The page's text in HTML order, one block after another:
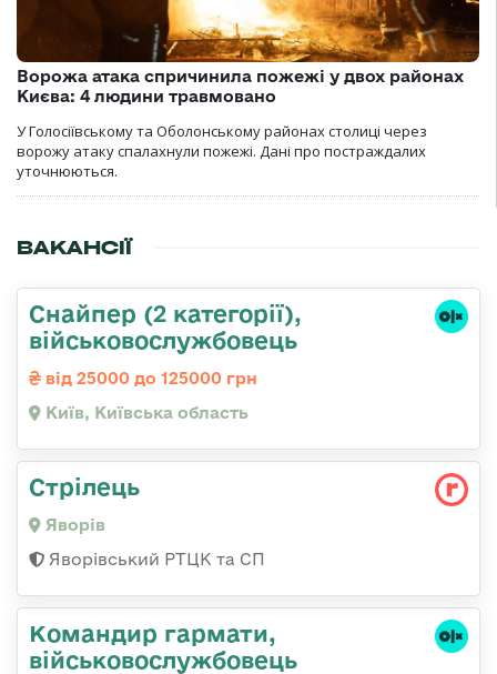
Ворожа атака спричинила пожежі у двох районах
Києва: 4 людини травмовано
У Голосіївському та Оболонському районах столиці через
ворожу атаку спалахнули пожежі. Дані про постраждалих
уточнюються.
ВАКАНСІЇ
Снайпер (2 категорії),
військовослужбовець
від 25000 до 125000 грн
Київ, Київська область
Стрілець
Яворів
Яворівський РТЦК та СП
Командир гаpмати,
військовослужбовець